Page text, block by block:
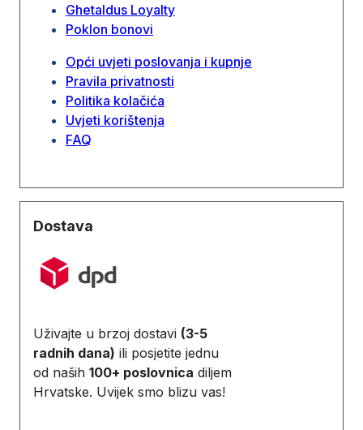
Ghetaldus Loyalty
Poklon bonovi
Opći uvjeti poslovanja i kupnje
Pravila privatnosti
Politika kolačića
Uvjeti korištenja
FAQ
Dostava
Uživajte u brzoj dostavi (3-5
radnih dana) ili posjetite jednu
od naših 100+ poslovnica diljem
Hrvatske. Uvijek smo blizu vas!